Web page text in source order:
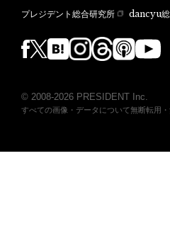
プレジデント総合研究所 dancyu総
© 2008-2026 PRESIDENT Inc.
すべての画像・データについて無断転用・